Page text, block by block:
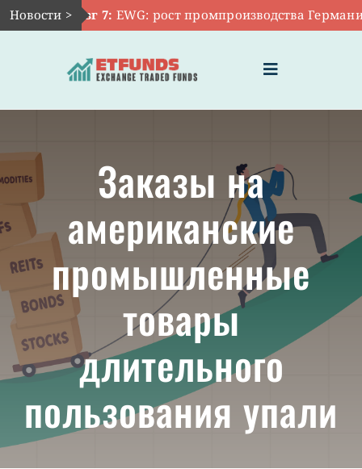
Skip
to
Новости >Авг 7: EWG: рост промпроизводства Германии
Toggle
Navigation
ЧТО ТАКОЕ ETF
ИНВЕСТИЦИИ В ETF
ТЕМАТИЧЕСКИЕ ETF
АКТУАЛЬНЫЕ
О ПРОЕКТЕ
Заказы на
американские
промышленные
товары
длительного
пользования упали